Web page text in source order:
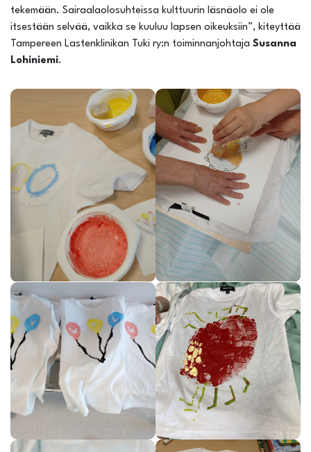
tekemään. Sairaalaolosuhteissa kulttuurin läsnäolo ei ole
itsestään selvää, vaikka se kuuluu lapsen oikeuksiin”, kiteyttää
Tampereen Lastenklinikan Tuki ry:n toiminnanjohtaja Susanna
Lohiniemi.